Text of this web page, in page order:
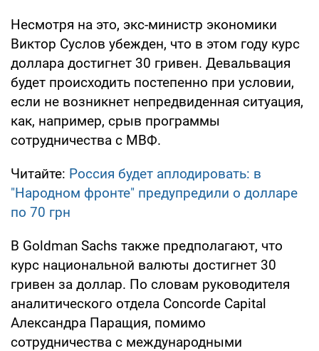
Несмотря на это, экс-министр экономики
Виктор Суслов убежден, что в этом году курс
доллара достигнет 30 гривен. Девальвация
будет происходить постепенно при условии,
если не возникнет непредвиденная ситуация,
как, например, срыв программы
сотрудничества с МВФ.
Читайте: Россия будет аплодировать: в
"Народном фронте" предупредили о долларе
по 70 грн
В Goldman Sachs также предполагают, что
курс национальной валюты достигнет 30
гривен за доллар. По словам руководителя
аналитического отдела Concorde Capital
Александра Паращия, помимо
сотрудничества с международными